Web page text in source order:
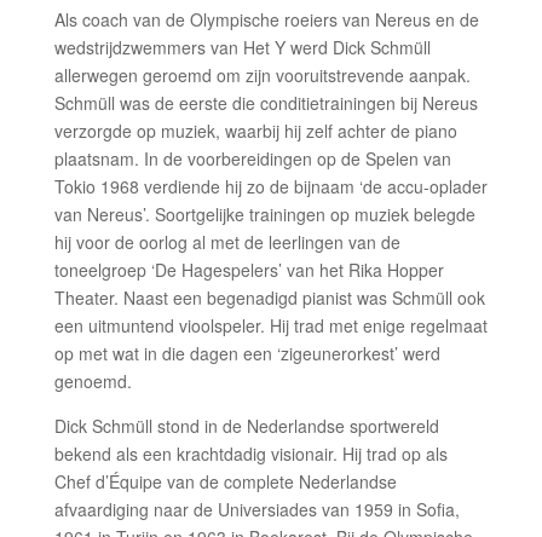
Als coach van de Olympische roeiers van Nereus en de
wedstrijdzwemmers van Het Y werd Dick Schmüll
allerwegen geroemd om zijn vooruitstrevende aanpak.
Schmüll was de eerste die conditietrainingen bij Nereus
verzorgde op muziek, waarbij hij zelf achter de piano
plaatsnam. In de voorbereidingen op de Spelen van
Tokio 1968 verdiende hij zo de bijnaam ‘de accu-oplader
van Nereus’. Soortgelijke trainingen op muziek belegde
hij voor de oorlog al met de leerlingen van de
toneelgroep ‘De Hagespelers’ van het Rika Hopper
Theater. Naast een begenadigd pianist was Schmüll ook
een uitmuntend vioolspeler. Hij trad met enige regelmaat
op met wat in die dagen een ‘zigeunerorkest’ werd
genoemd.
Dick Schmüll stond in de Nederlandse sportwereld
bekend als een krachtdadig visionair. Hij trad op als
Chef d’Équipe van de complete Nederlandse
afvaardiging naar de Universiades van 1959 in Sofia,